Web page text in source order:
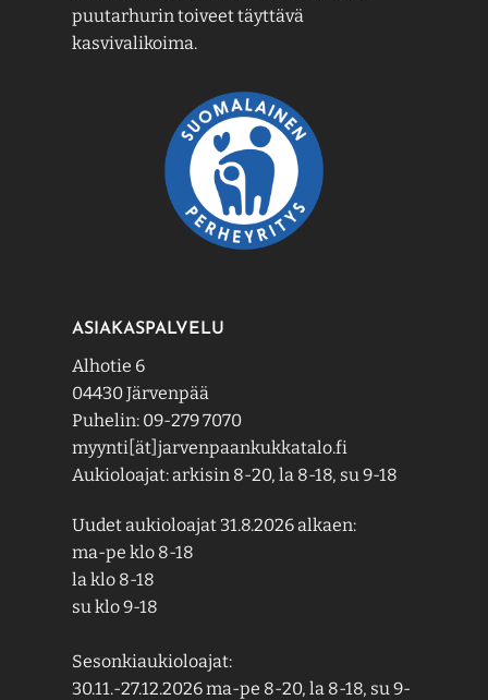
puutarhurin toiveet täyttävä
kasvivalikoima.
ASIAKASPALVELU
Alhotie 6
04430 Järvenpää
Puhelin: 09-279 7070
myynti[ät]jarvenpaankukkatalo.fi
Aukioloajat: arkisin 8-20, la 8-18, su 9-18
Uudet aukioloajat 31.8.2026 alkaen:
ma-pe klo 8-18
la klo 8-18
su klo 9-18
Sesonkiaukioloajat:
30.11.-27.12.2026 ma-pe 8-20, la 8-18, su 9-